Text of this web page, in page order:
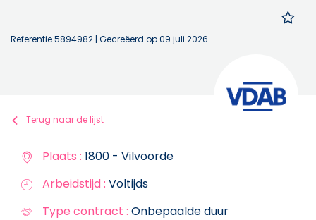
Referentie 5894982 | Gecreëerd op 09 juli 2026
Terug naar de lijst
Plaats : 1800 - Vilvoorde
Arbeidstijd : Voltijds
Type contract : Onbepaalde duur